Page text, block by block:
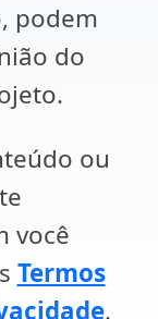
podem
do
ou
você
Termos
.